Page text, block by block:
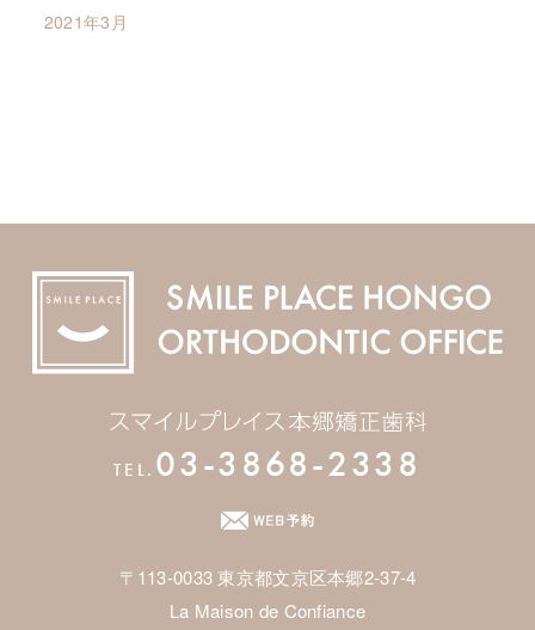
2021年3月
TEL. 03-3868-2338
〒113-0033 東京都文京区本郷2-37-4
La Maison de Confiance